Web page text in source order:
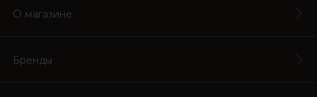
О магазине
Бренды